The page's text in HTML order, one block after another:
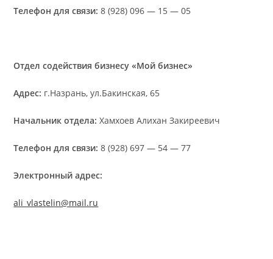
Телефон для связи:8 (928) 096 — 15 — 05
Отдел содействия бизнесу «Мой бизнес»
Адрес: г.Назрань, ул.Бакинская, 65
Начальник отдела: Хамхоев Алихан Закиреевич
Телефон для связи: 8 (928) 697 — 54 — 77
Электронный адрес:
ali_vlastelin@mail.ru